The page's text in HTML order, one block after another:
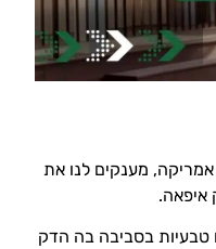
מענקים לנו את
איפאה.
טבעיות בסביבה בה הדק